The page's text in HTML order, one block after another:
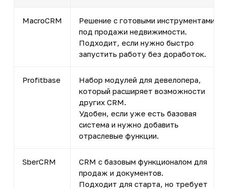
MacroCRM
Решение с готовыми инструментами
под продажи недвижимости.
Подходит, если нужно быстро
запустить работу без доработок.
Profitbase
Набор модулей для девелопера,
который расширяет возможности
других CRM.
Удобен, если уже есть базовая
система и нужно добавить
отраслевые функции.
SberCRM
CRM с базовым функционалом для
продаж и документов.
Подходит для старта, но требует